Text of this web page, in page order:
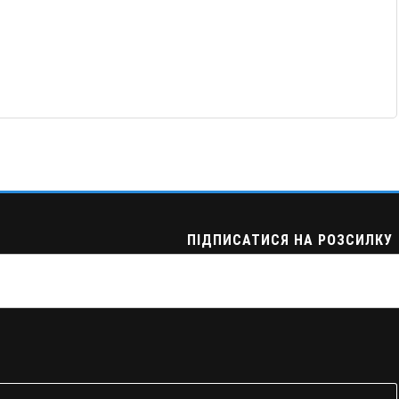
ПІДПИСАТИСЯ НА РОЗСИЛКУ